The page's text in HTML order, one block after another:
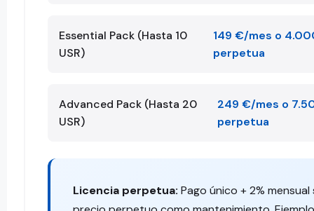
Essential Pack (Hasta 10
USR)
149 €/mes o
perpetua
Advanced Pack (Hasta 20
USR)
249 €/mes o
perpetua
Licencia perpetua: Pago único + 2%